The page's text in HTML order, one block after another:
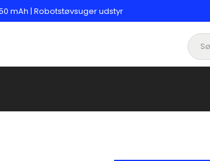
mAh | Robotstøvsuger udstyr